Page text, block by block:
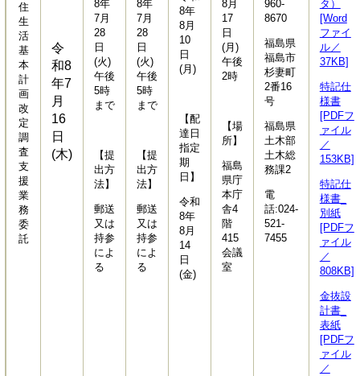
住
生
活
基
本
計
画
改
定
調
査
支
援
業
務
委
託
令
和8
年7
月
16
日
(木)
8年
7月
28
日
(火)
午後
5時
まで
【提
出方
法】
郵送
又は
持参
によ
る
8年
7月
28
日
(火)
午後
5時
まで
【提
出方
法】
郵送
又は
持参
によ
る
8年
8月
10
日
(月)
【配
達日
指定
期
日】
令和
8年
8月
14
日
(金)
8月
17
日
(月)
午後
2時
【場
所】
福島
県庁
本庁
舎4
階
415
会議
室
960-
8670
福島県
福島市
杉妻町
2番16
号
福島県
土木部
土木総
務課2
電
話:024-
521-
7455
タ）
[Word
ファイ
ル／
37KB]
特記仕
様書
[PDFフ
ァイル
／
153KB]
特記仕
様書_
別紙
[PDFフ
ァイル
／
808KB]
金抜設
計書_
表紙
[PDFフ
ァイル
／